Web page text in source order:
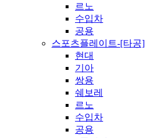
르노
수입차
공용
스포츠플레이트-[타공]
현대
기아
쌍용
쉐보레
르노
수입차
공용